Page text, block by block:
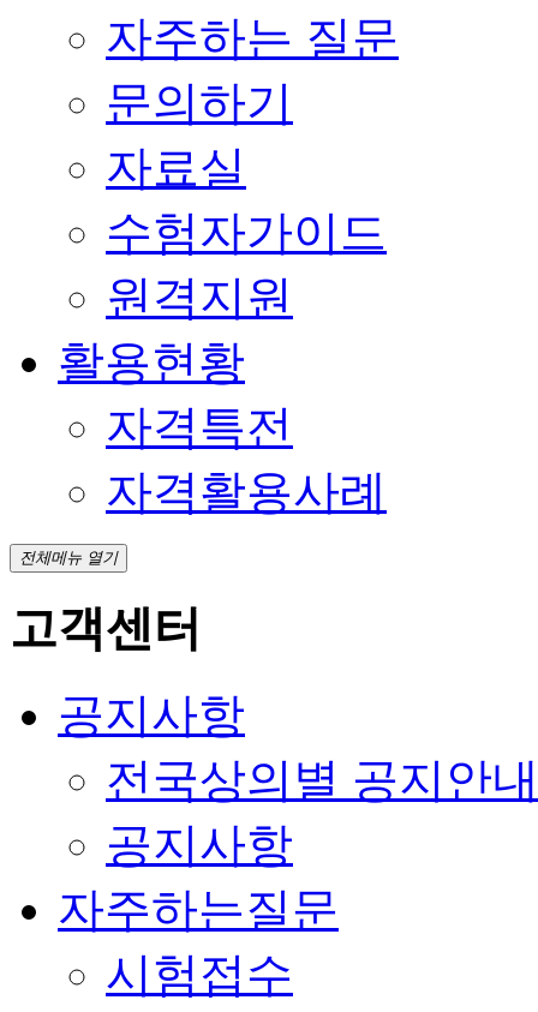
자주하는 질문
문의하기
자료실
수험자가이드
원격지원
활용현황
자격특전
자격활용사례
전체메뉴 열기
고객센터
공지사항
전국상의별 공지안내
공지사항
자주하는질문
시험접수